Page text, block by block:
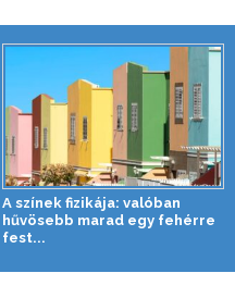
A színek fizikája: valóban
hűvösebb marad egy fehérre
fest...